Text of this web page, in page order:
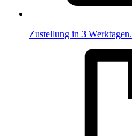
Zustellung in 3 Werktagen.